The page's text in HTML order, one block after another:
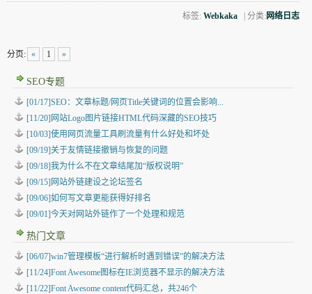
标签:Webkaka | 分类: 网络日志
分页: « 1 »
SEO专题
[01/17]SEO：文章标题/网页Title关键词的位置会影响...
[11/20]网站Logo图片链接HTML代码深藏的SEO技巧
[10/03]使用网页流量工具刷流量有什么好处和坏处
[09/19]关于友情链接撤销与恢复的问题
[09/18]我为什么不在文章结尾加“版权说明”
[09/15]网站外链建设之论坛签名
[09/06]如何写文章更能获得好排名
[09/01]今天对网站外链作了一个处理和规范
热门文章
[06/07]win7管理模板“进行解析时遇到错误”的解决方法
[11/24]Font Awesome图标在IE浏览器不显示的解决方法
[11/22]Font Awesome content代码汇总，共246个